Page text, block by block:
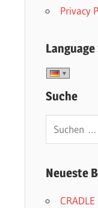
Privacy
Suche
Suchen
nach:
Neueste